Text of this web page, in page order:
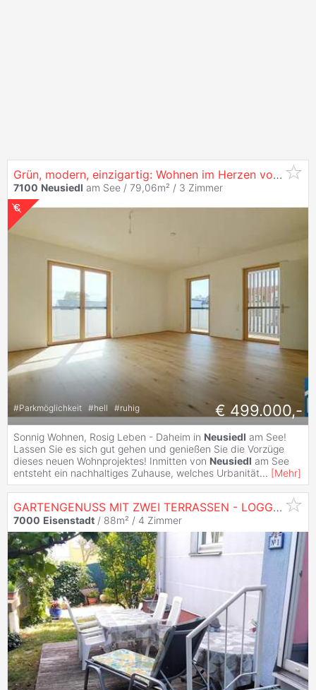
Grün, modern, einzigartig: Wohnen im Herzen von
7100 Neusiedl am See / 79,06m² / 3 Zimmer
#Parkmöglichkeit #hell #ruhig € 499.000,-
Sonnig Wohnen, Rosig Leben - Daheim in Neusiedl am See!
Lassen Sie es sich gut gehen und genießen Sie die Vorzüge
dieses neuen Wohnprojektes! Inmitten von Neusiedl am See
entsteht ein nachhaltiges Zuhause, welches Urbanität... [Mehr]
GARTENGENUSS MIT ZWEI TERRASSEN - LOGGIA - TIEFGARAGENPLATZ
7000 Eisenstadt / 88m² / 4 Zimmer